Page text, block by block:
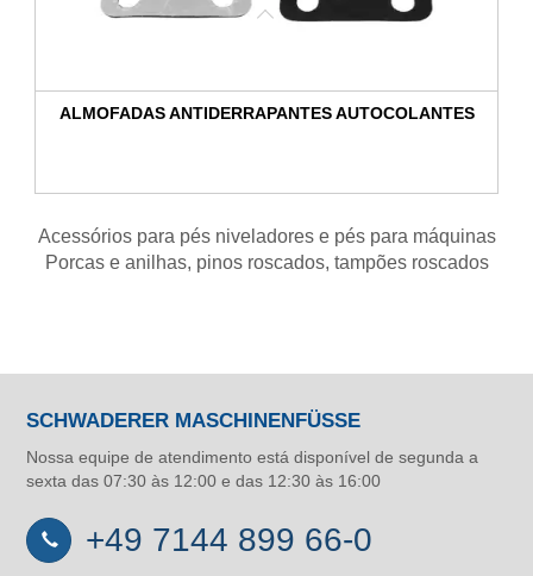
ALMOFADAS ANTIDERRAPANTES AUTOCOLANTES
Acessórios para pés niveladores e pés para máquinas
Porcas e anilhas, pinos roscados, tampões roscados
SCHWADERER MASCHINENFÜSSE
Nossa equipe de atendimento está disponível de segunda a
sexta das 07:30 às 12:00 e das 12:30 às 16:00
+49 7144 899 66-0